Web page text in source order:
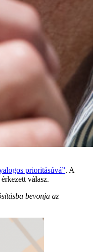
prioritásúvá”. A
válasz.
bevonja az